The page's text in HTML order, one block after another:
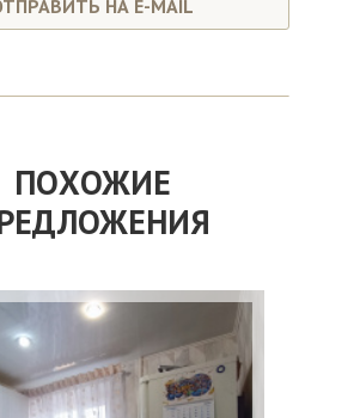
НА E-MAIL
ПОХОЖИЕ